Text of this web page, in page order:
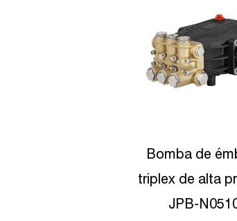
Bombas de
alta presión JPB-